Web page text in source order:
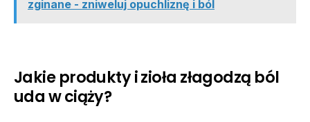
zginane - zniweluj opuchliznę i ból
Jakie produkty i zioła złagodzą ból
uda w ciąży?